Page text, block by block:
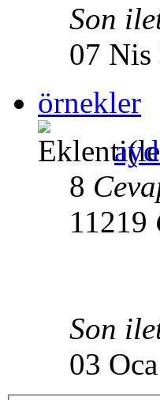
Son
07 Nis
örnekler
8
11219
Son
03